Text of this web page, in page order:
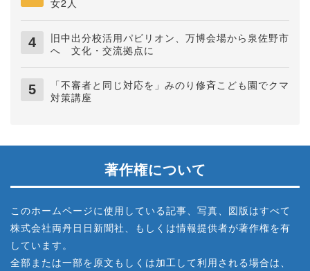
旧中出分校活用パビリオン、万博会場から泉佐野市
へ 文化・交流拠点に
「不審者と同じ対応を」みのり修斉こども園でクマ
対策講座
著作権について
このホームページに使用している記事、写真、図版はすべて
株式会社両丹日日新聞社、もしくは情報提供者が著作権を有
しています。
全部または一部を原文もしくは加工して利用される場合は、